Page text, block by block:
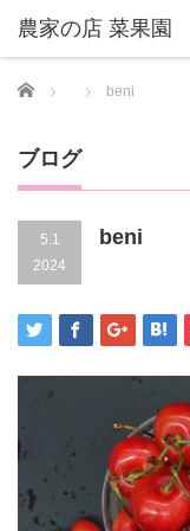
Home beni
ブログ
5.1
2024
beni